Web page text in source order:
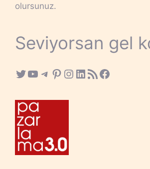
olursunuz.
Seviyorsan gel
Twitter
YouTube
Telegram
Pinterest
Instagram
LinkedIn
RSS FeedFacebook